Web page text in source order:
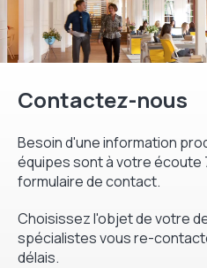
Contactez-nous
Besoin d'une information
équipes sont à votre écoute
formulaire de contact.
Choisissez l'objet de votre
spécialistes vous re-
délais.